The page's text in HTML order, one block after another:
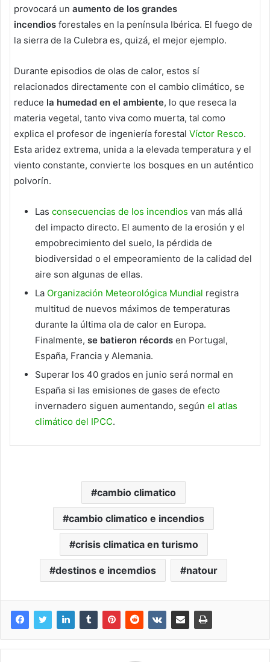
provocará un aumento de los grandes
incendios forestales en la península Ibérica. El fuego de
la sierra de la Culebra es, quizá, el mejor ejemplo.
Durante episodios de olas de calor, estos sí
relacionados directamente con el cambio climático, se
reduce la humedad en el ambiente, lo que reseca la
materia vegetal, tanto viva como muerta, tal como
explica el profesor de ingeniería forestal Víctor Resco.
Esta aridez extrema, unida a la elevada temperatura y el
viento constante, convierte los bosques en un auténtico
polvorín.
Las consecuencias de los incendios van más allá
del impacto directo. El aumento de la erosión y el
empobrecimiento del suelo, la pérdida de
biodiversidad o el empeoramiento de la calidad del
aire son algunas de ellas.
La Organización Meteorológica Mundial registra
multitud de nuevos máximos de temperaturas
durante la última ola de calor en Europa.
Finalmente, se batieron récords en Portugal,
España, Francia y Alemania.
Superar los 40 grados en junio será normal en
España si las emisiones de gases de efecto
invernadero siguen aumentando, según el atlas
climático del IPCC.
cambio climatico
cambio climatico e incendios
crisis climatica en turismo
destinos e incemdios natour